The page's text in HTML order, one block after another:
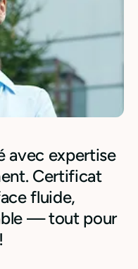
avec expertise
Certificat
fluide,
— tout pour